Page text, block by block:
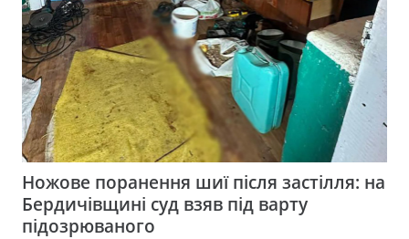
Ножове поранення шиї після застілля: на
Бердичівщині суд взяв під варту
підозрюваного